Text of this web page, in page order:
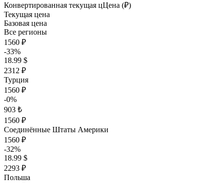
Конвертированная текущая цЦена (₽)
Текущая цена
Базовая цена
Все регионы
1560 ₽
-33%
18.99 $
2312 ₽
Турция
1560 ₽
-0%
903 ₺
1560 ₽
Соединённые Штаты Америки
1560 ₽
-32%
18.99 $
2293 ₽
Польша